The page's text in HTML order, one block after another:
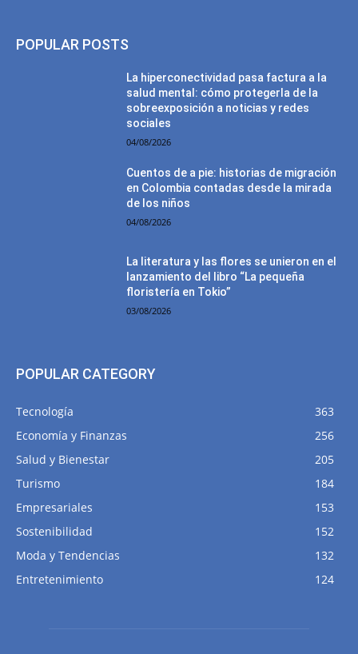
POPULAR POSTS
La hiperconectividad pasa factura a la
salud mental: cómo protegerla de la
sobreexposición a noticias y redes
sociales
04/08/2026
Cuentos de a pie: historias de migración
en Colombia contadas desde la mirada
de los niños
04/08/2026
La literatura y las flores se unieron en el
lanzamiento del libro “La pequeña
floristería en Tokio”
03/08/2026
POPULAR CATEGORY
Tecnología
363
Economía y Finanzas
256
Salud y Bienestar
205
Turismo
184
Empresariales
153
Sostenibilidad
152
Moda y Tendencias
132
Entretenimiento
124